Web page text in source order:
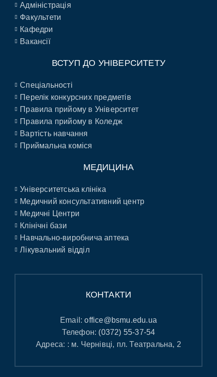
Адміністрація
Факультети
Кафедри
Вакансії
ВСТУП ДО УНІВЕРСИТЕТУ
Спеціальності
Перелік конкурсних предметів
Правила прийому в Університет
Правила прийому в Коледж
Вартість навчання
Приймальна коміся
МЕДИЦИНА
Університетська клініка
Медичний консультативний центр
Медичні Центри
Клінічні бази
Навчально-виробнича аптека
Лікувальний відділ
КОНТАКТИ
Email:office@bsmu.edu.ua
Телефон: (0372) 55-37-54
Адреса: : м. Чернівці, пл. Театральна, 2